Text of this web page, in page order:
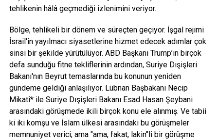
tehlikenin hâlâ geçmediği izlenimini veriyor.
Bölge, tehlikeli bir dönem ve süreçten geçiyor. İşgal rejimi
İsrail'in yayılmacı siyasetlerine hizmet edecek adımlar çok
sinsi bir şekilde yürütülüyor. ABD Başkanı Trump’ın birçok
defa sunduğu fitne tekliflerinin ardından, Suriye Dışişleri
Bakanı'nın Beyrut temaslarında bu konunun yeniden
gündeme geldiği anlaşılıyor. Lübnan Başbakanı Necip
Mikatî* ile Suriye Dışişleri Bakanı Esad Hasan Şeybani
arasındaki görüşmede ikili birçok konu ele alınmış. Ve tabii
ki iki komşu ve İslam ülkesi arasındaki bu görüşmeler
memnuniyet verici; ama "ama, fakat, lakin"li bir görüşme